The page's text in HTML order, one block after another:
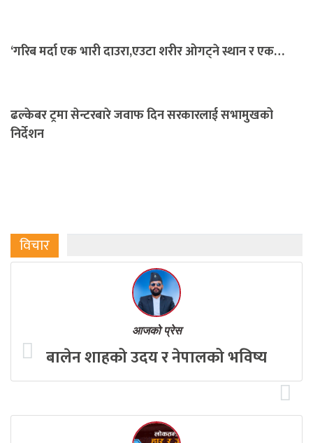
‘गरिब मर्दा एक भारी दाउरा,एउटा शरीर ओगट्ने स्थान र एक…
ढल्केबर ट्रमा सेन्टरबारे जवाफ दिन सरकारलाई सभामुखको
निर्देशन
विचार
आजको प्रेस
बालेन शाहको उदय र नेपालको भविष्य